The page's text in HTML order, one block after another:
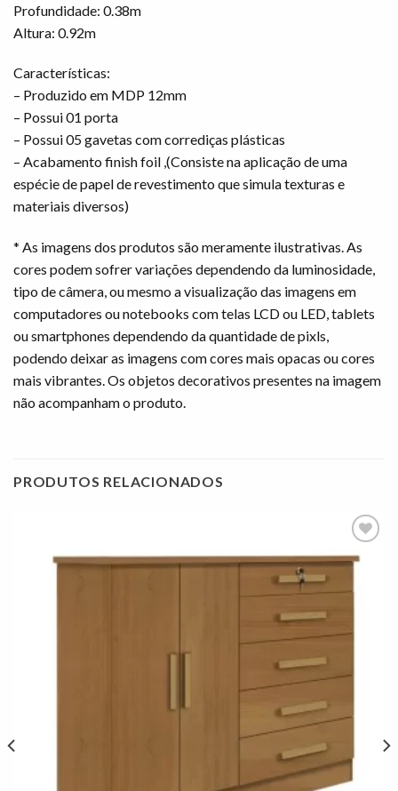
Profundidade: 0.38m
Altura: 0.92m
Características:
– Produzido em MDP 12mm
– Possui 01 porta
– Possui 05 gavetas com corrediças plásticas
– Acabamento finish foil ,(Consiste na aplicação de uma
espécie de papel de revestimento que simula texturas e
materiais diversos)
* As imagens dos produtos são meramente ilustrativas. As
cores podem sofrer variações dependendo da luminosidade,
tipo de câmera, ou mesmo a visualização das imagens em
computadores ou notebooks com telas LCD ou LED, tablets
ou smartphones dependendo da quantidade de pixls,
podendo deixar as imagens com cores mais opacas ou cores
mais vibrantes. Os objetos decorativos presentes na imagem
não acompanham o produto.
PRODUTOS RELACIONADOS